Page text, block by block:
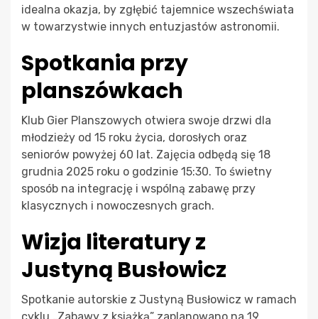
idealna okazja, by zgłębić tajemnice wszechświata
w towarzystwie innych entuzjastów astronomii.
Spotkania przy
planszówkach
Klub Gier Planszowych otwiera swoje drzwi dla
młodzieży od 15 roku życia, dorosłych oraz
seniorów powyżej 60 lat. Zajęcia odbędą się 18
grudnia 2025 roku o godzinie 15:30. To świetny
sposób na integrację i wspólną zabawę przy
klasycznych i nowoczesnych grach.
Wizja literatury z
Justyną Busłowicz
Spotkanie autorskie z Justyną Busłowicz w ramach